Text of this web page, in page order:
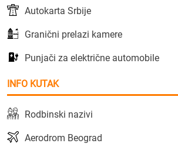
Autokarta Srbije
Granični prelazi kamere
Punjači za električne automobile
INFO KUTAK
Rodbinski nazivi
Aerodrom Beograd